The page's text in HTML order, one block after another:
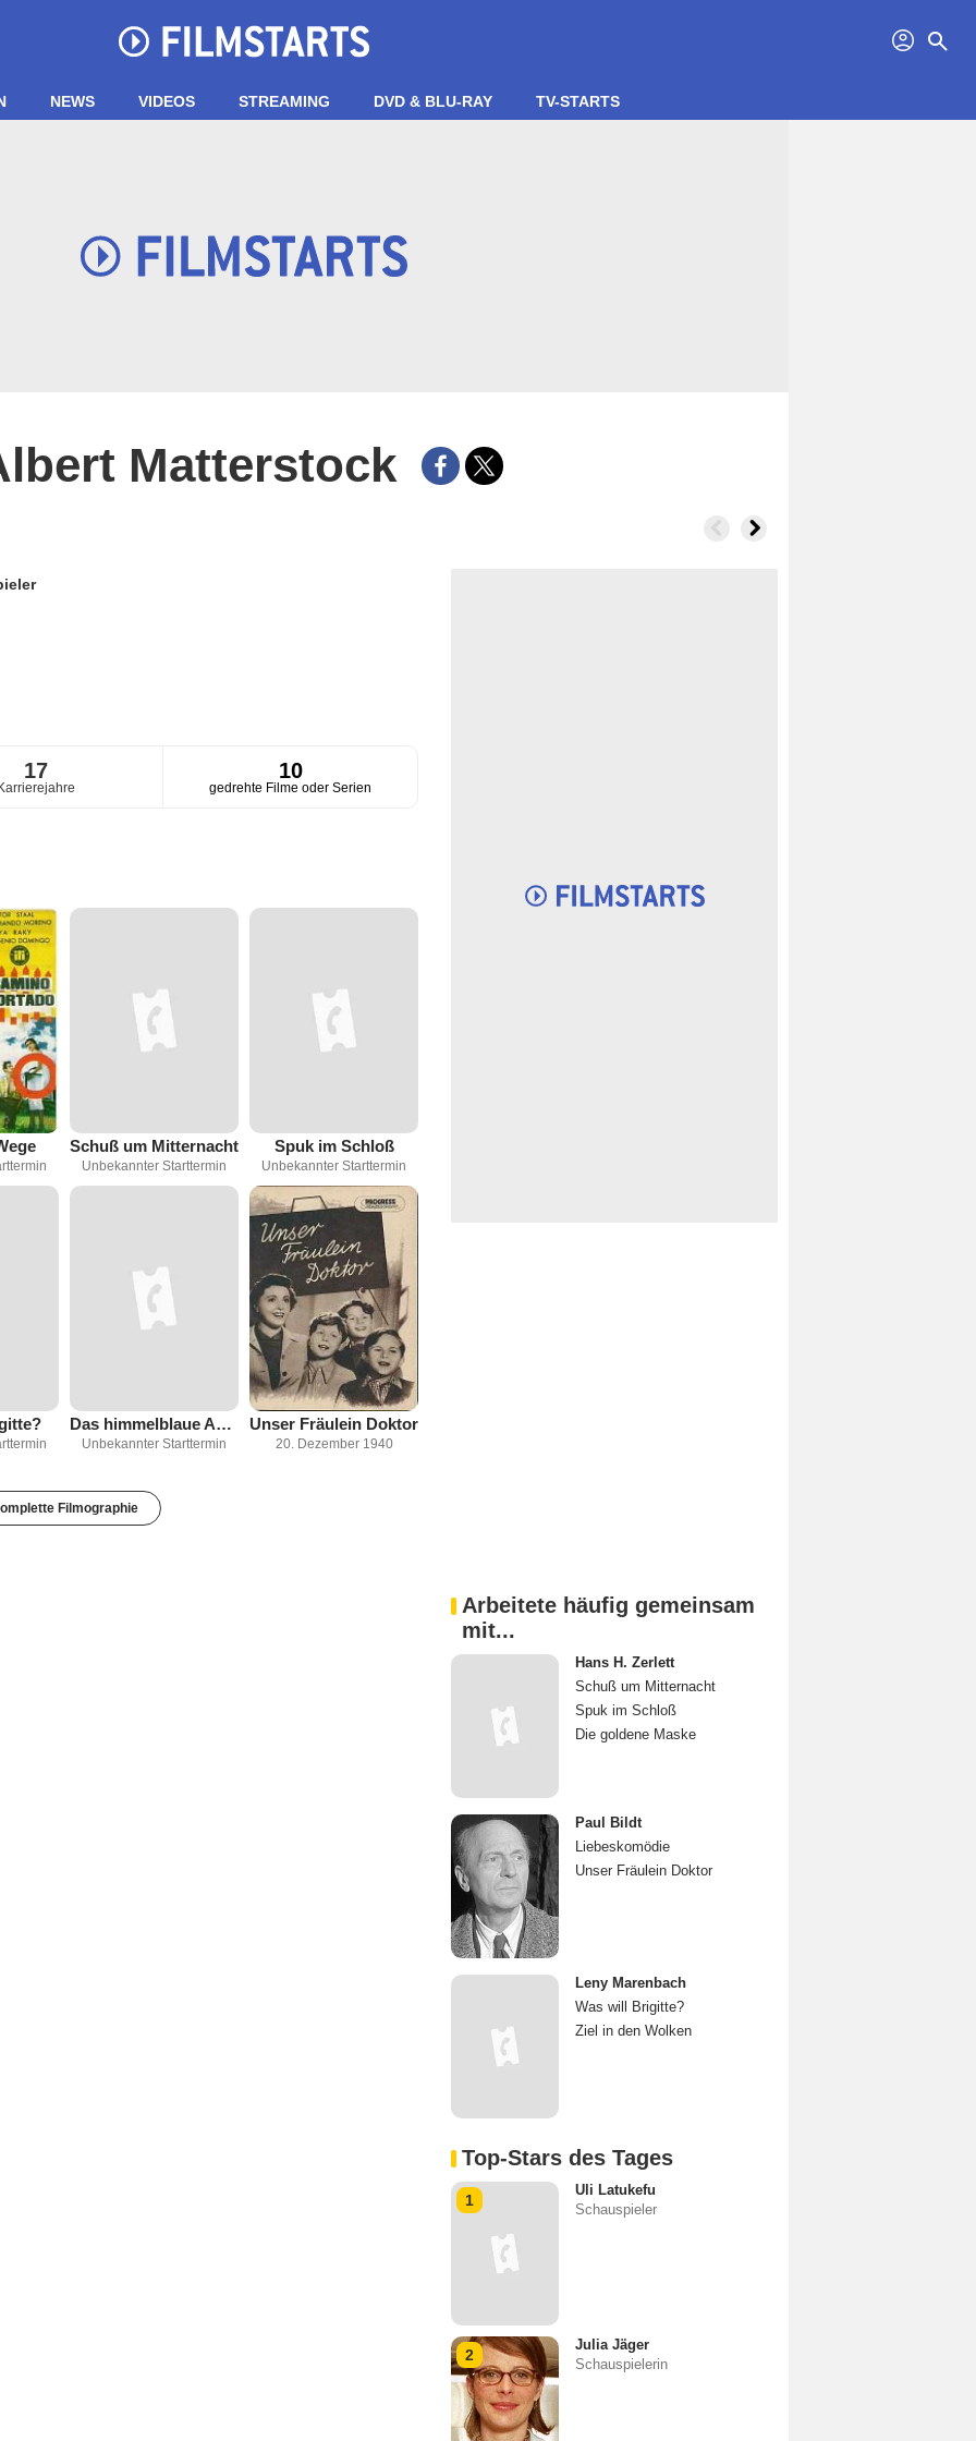
profil search
NEWS VIDEOS STREAMING DVD & BLU-RAY TV-STARTS
Matterstock
17 10
gedrehte Filme oder Serien
Schuß um Mitternacht
Unbekannter Starttermin
Spuk im Schloß
Unbekannter Starttermin
Das himmelblaue Abendkleid
Unbekannter Starttermin
Unser Fräulein Doktor
20. Dezember 1940
Filmographie
Arbeitete häufig gemeinsam
mit...
Hans H. Zerlett
Schuß um Mitternacht
Spuk im Schloß
Die goldene Maske
Paul Bildt
Liebeskomödie
Unser Fräulein Doktor
Leny Marenbach
Was will Brigitte?
Ziel in den Wolken
Top-Stars des Tages
1
Uli Latukefu
Schauspieler
2
Julia Jäger
Schauspielerin